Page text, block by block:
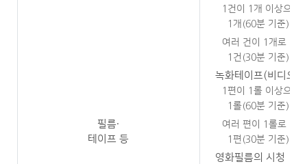
필름·
테이프 등
1건이 1개 이상으로
1개(60분 기준)마
여러 건이 1개로 이
1건(30분 기준)마
녹화테이프(비디오
1편이 1롤 이상으로
1롤(60분 기준)마
여러 편이 1롤로 이
1편(30분 기준)마
영화필름의 시청